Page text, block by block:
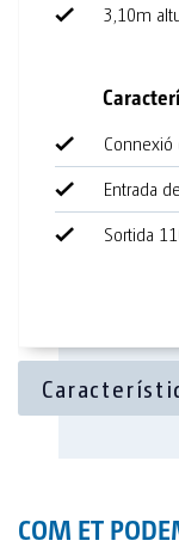
3,10m
Entrada
Sortida
40
(2un en
4
COM ET